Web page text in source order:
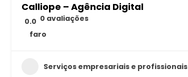
Calliope – Agência Digital
0.0 0 avaliações
faro
Serviços empresariais e profissionais